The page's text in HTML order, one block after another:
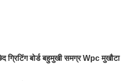
बोर्ड बहुमुखी समग्र Wpc मुखौटा